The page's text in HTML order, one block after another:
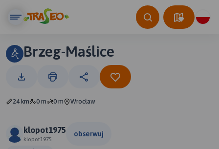
Brzeg-Maślice
24 km 0 m 0 m Wrocław
klopot1975
klopot1975
obserwuj